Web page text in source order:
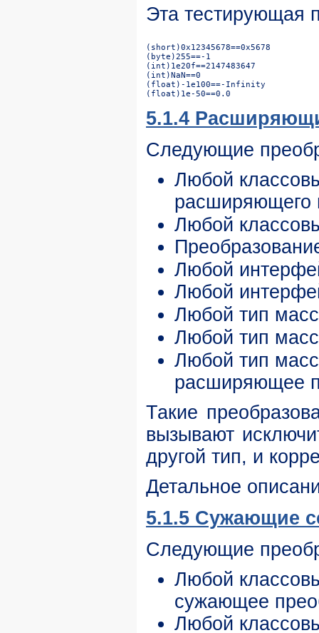
Эта тестирующая
5.1.4
Следующие
Любой
расширяющего
Любой
Любой
Любой
Любой тип
Любой тип
Любой тип
расширяющее
Такие
вызывают
другой тип, и
Детальное
5.1.5 Сужающие
Следующие
Любой
сужающее
Любой